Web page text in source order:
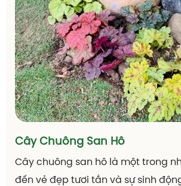
Cây Chuông San Hô
Cây chuông san hô là một trong
đến vẻ đẹp tươi tắn và sự sinh